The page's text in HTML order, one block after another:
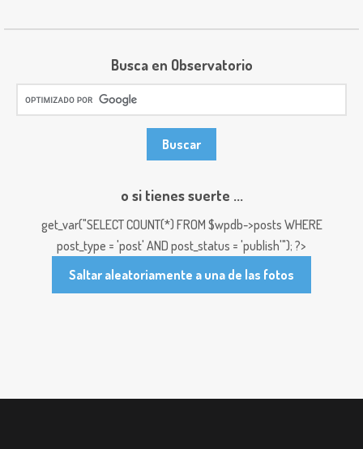
Busca en Observatorio
o si tienes suerte ...
get_var("SELECT COUNT(*) FROM $wpdb->posts WHERE
post_type = 'post' AND post_status = 'publish'"); ?>
Saltar aleatoriamente a una de las fotos